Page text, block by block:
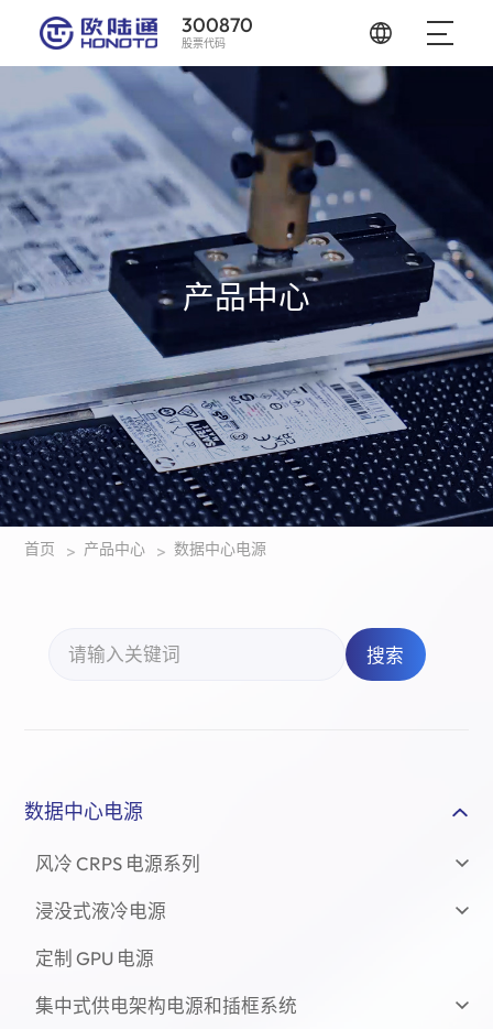
300870
股票代码
产品中心
首页 > 产品中心 > 数据中心电源
搜索
数据中心电源
风冷 CRPS 电源系列
浸没式液冷电源
定制 GPU 电源
集中式供电架构电源和插框系统